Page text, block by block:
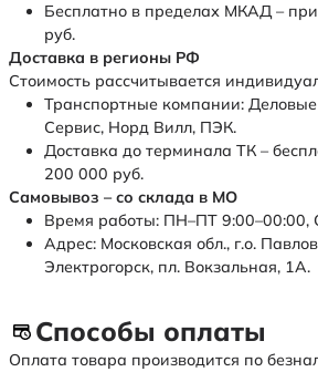
Бесплатно в пределах МКАД –
руб.
Доставка в регионы РФ
Стоимость рассчитывается
Транспортные компании:
Сервис, Норд Вилл, ПЭК.
Доставка до терминала ТК –
200 000 руб.
Самовывоз – со склада в МО
Время работы: ПН–ПТ 9:00–00:00,
Адрес: Московская обл., г.о.
Электрогорск, пл. Вокзальная, 1А.
Способы оплаты
Оплата товара производится по